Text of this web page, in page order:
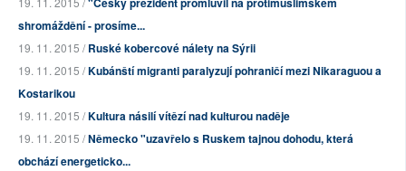
shromáždění - prosíme...
19. 11. 2015 /Ruské kobercové nálety na Sýrii
19. 11. 2015 /Kubánští migranti paralyzují pohraničí mezi Nikaraguou a
Kostarikou
19. 11. 2015 /Kultura násilí vítězí nad kulturou naděje
19. 11. 2015 /Německo "uzavřelo s Ruskem tajnou dohodu, která
obchází energeticko...